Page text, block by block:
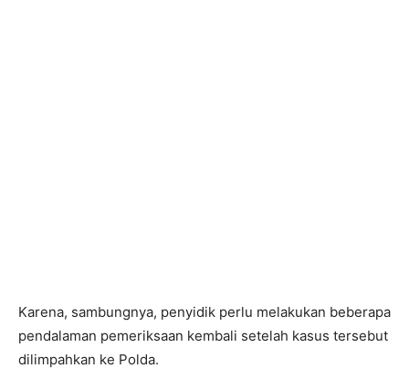
Karena, sambungnya, penyidik perlu melakukan beberapa
pendalaman pemeriksaan kembali setelah kasus tersebut
dilimpahkan ke Polda.